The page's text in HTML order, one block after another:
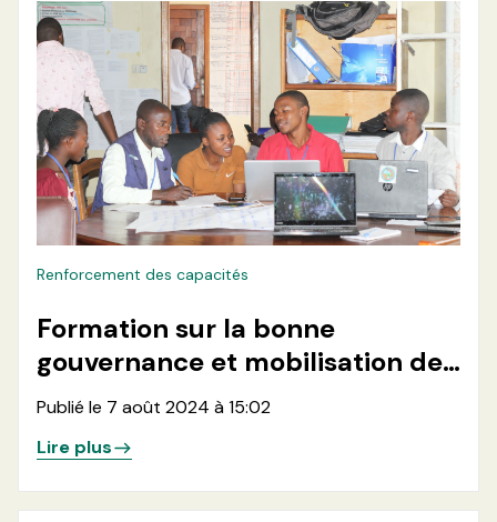
Renforcement des capacités
Formation sur la bonne
gouvernance et mobilisation des
ressources
Publié le 7 août 2024 à 15:02
Lire plus